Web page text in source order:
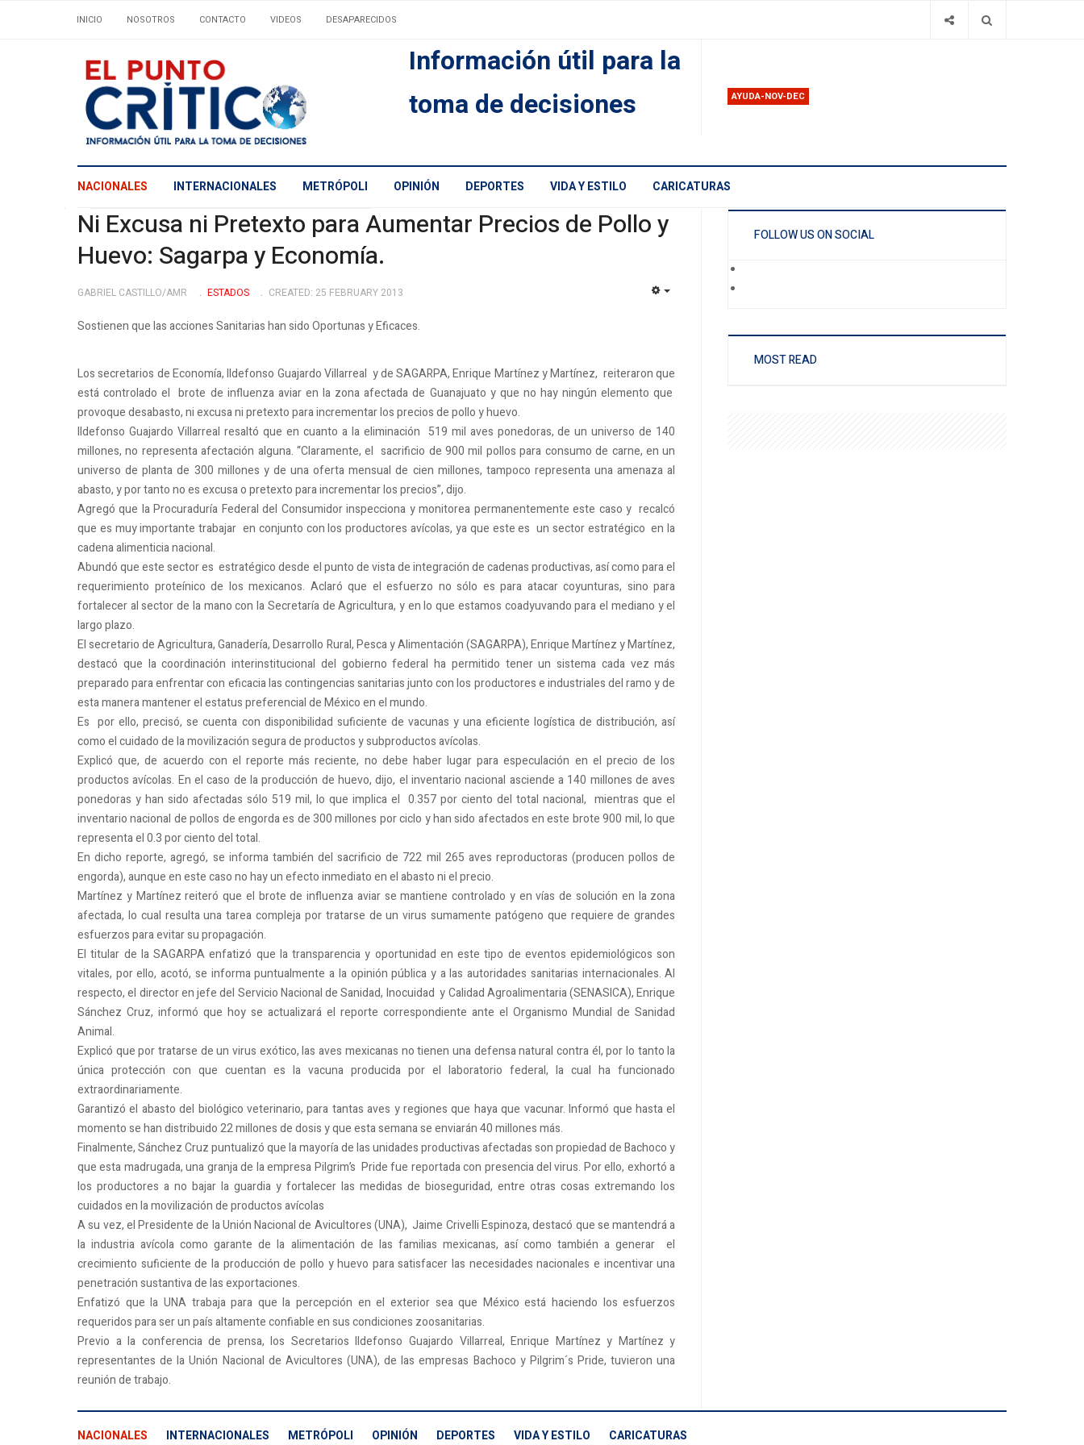
INICIO NOSOTROS CONTACTO VIDEOS DESAPARECIDOS
Información útil para la
toma de decisiones
AYUDA-NOV-DEC
NACIONALES INTERNACIONALES METRÓPOLI OPINIÓN DEPORTES VIDA Y ESTILO CARICATURAS
Ni Excusa ni Pretexto para Aumentar Precios de Pollo y
Huevo: Sagarpa y Economía.
GABRIEL CASTILLO/AMR ESTADOS CREATED: 25 FEBRUARY 2013
Sostienen que las acciones Sanitarias han sido Oportunas y Eficaces.
Los secretarios de Economía, Ildefonso Guajardo Villarreal y de SAGARPA, Enrique Martínez y Martínez, reiteraron que
está controlado el brote de influenza aviar en la zona afectada de Guanajuato y que no hay ningún elemento que
provoque desabasto, ni excusa ni pretexto para incrementar los precios de pollo y huevo.
Ildefonso Guajardo Villarreal resaltó que en cuanto a la eliminación 519 mil aves ponedoras, de un universo de 140
millones, no representa afectación alguna. “Claramente, el sacrificio de 900 mil pollos para consumo de carne, en un
universo de planta de 300 millones y de una oferta mensual de cien millones, tampoco representa una amenaza al
abasto, y por tanto no es excusa o pretexto para incrementar los precios”, dijo.
Agregó que la Procuraduría Federal del Consumidor inspecciona y monitorea permanentemente este caso y recalcó
que es muy importante trabajar en conjunto con los productores avícolas, ya que este es un sector estratégico en la
cadena alimenticia nacional.
Abundó que este sector es estratégico desde el punto de vista de integración de cadenas productivas, así como para el
requerimiento proteínico de los mexicanos. Aclaró que el esfuerzo no sólo es para atacar coyunturas, sino para
fortalecer al sector de la mano con la Secretaría de Agricultura, y en lo que estamos coadyuvando para el mediano y el
largo plazo.
El secretario de Agricultura, Ganadería, Desarrollo Rural, Pesca y Alimentación (SAGARPA), Enrique Martínez y Martínez,
destacó que la coordinación interinstitucional del gobierno federal ha permitido tener un sistema cada vez más
preparado para enfrentar con eficacia las contingencias sanitarias junto con los productores e industriales del ramo y de
esta manera mantener el estatus preferencial de México en el mundo.
Es por ello, precisó, se cuenta con disponibilidad suficiente de vacunas y una eficiente logística de distribución, así
como el cuidado de la movilización segura de productos y subproductos avícolas.
Explicó que, de acuerdo con el reporte más reciente, no debe haber lugar para especulación en el precio de los
productos avícolas. En el caso de la producción de huevo, dijo, el inventario nacional asciende a 140 millones de aves
ponedoras y han sido afectadas sólo 519 mil, lo que implica el 0.357 por ciento del total nacional, mientras que el
inventario nacional de pollos de engorda es de 300 millones por ciclo y han sido afectados en este brote 900 mil, lo que
representa el 0.3 por ciento del total.
En dicho reporte, agregó, se informa también del sacrificio de 722 mil 265 aves reproductoras (producen pollos de
engorda), aunque en este caso no hay un efecto inmediato en el abasto ni el precio.
Martínez y Martínez reiteró que el brote de influenza aviar se mantiene controlado y en vías de solución en la zona
afectada, lo cual resulta una tarea compleja por tratarse de un virus sumamente patógeno que requiere de grandes
esfuerzos para evitar su propagación.
El titular de la SAGARPA enfatizó que la transparencia y oportunidad en este tipo de eventos epidemiológicos son
vitales, por ello, acotó, se informa puntualmente a la opinión pública y a las autoridades sanitarias internacionales. Al
respecto, el director en jefe del Servicio Nacional de Sanidad, Inocuidad y Calidad Agroalimentaria (SENASICA), Enrique
Sánchez Cruz, informó que hoy se actualizará el reporte correspondiente ante el Organismo Mundial de Sanidad
Animal.
Explicó que por tratarse de un virus exótico, las aves mexicanas no tienen una defensa natural contra él, por lo tanto la
única protección con que cuentan es la vacuna producida por el laboratorio federal, la cual ha funcionado
extraordinariamente.
Garantizó el abasto del biológico veterinario, para tantas aves y regiones que haya que vacunar. Informó que hasta el
momento se han distribuido 22 millones de dosis y que esta semana se enviarán 40 millones más.
Finalmente, Sánchez Cruz puntualizó que la mayoría de las unidades productivas afectadas son propiedad de Bachoco y
que esta madrugada, una granja de la empresa Pilgrim’s Pride fue reportada con presencia del virus. Por ello, exhortó a
los productores a no bajar la guardia y fortalecer las medidas de bioseguridad, entre otras cosas extremando los
cuidados en la movilización de productos avícolas
A su vez, el Presidente de la Unión Nacional de Avicultores (UNA), Jaime Crivelli Espinoza, destacó que se mantendrá a
la industria avícola como garante de la alimentación de las familias mexicanas, así como también a generar el
crecimiento suficiente de la producción de pollo y huevo para satisfacer las necesidades nacionales e incentivar una
penetración sustantiva de las exportaciones.
Enfatizó que la UNA trabaja para que la percepción en el exterior sea que México está haciendo los esfuerzos
requeridos para ser un país altamente confiable en sus condiciones zoosanitarias.
Previo a la conferencia de prensa, los Secretarios Ildefonso Guajardo Villarreal, Enrique Martínez y Martínez y
representantes de la Unión Nacional de Avicultores (UNA), de las empresas Bachoco y Pilgrim´s Pride, tuvieron una
reunión de trabajo.
FOLLOW US ON SOCIAL
MOST READ
NACIONALES INTERNACIONALES METRÓPOLI OPINIÓN DEPORTES VIDA Y ESTILO CARICATURAS